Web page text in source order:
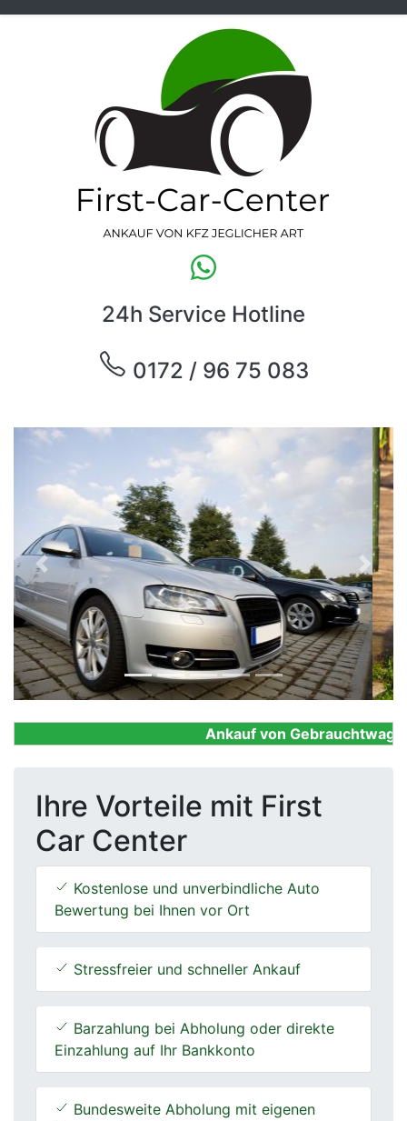
24h Service Hotline
0172 / 96 75 083
Previous Next
Ankauf von
Ihre Vorteile mit First
Car Center
Kostenlose und unverbindliche Auto
Bewertung bei Ihnen vor Ort
Stressfreier und schneller Ankauf
Barzahlung bei Abholung oder direkte
Einzahlung auf Ihr Bankkonto
Bundesweite Abholung mit eigenen